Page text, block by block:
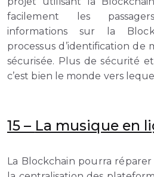
facilement les
informations sur la
processus d’identification de
sécurisée. Plus de sécurité
c’est bien le monde vers
15 – La musique en
La Blockchain pourra